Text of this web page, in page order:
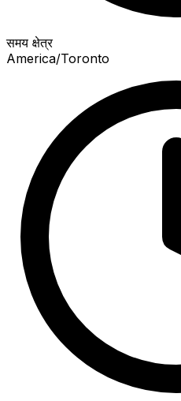
समय क्षेत्र
America/Toronto